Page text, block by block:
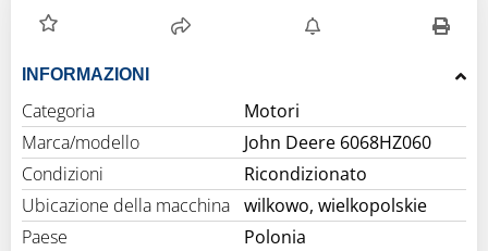
INFORMAZIONI
Categoria
Motori
Marca/modello
John Deere 6068HZ060
Condizioni
Ricondizionato
Ubicazione della macchina wilkowo, wielkopolskie
Paese
Polonia